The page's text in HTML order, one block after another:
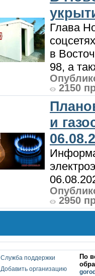
Глава
в
98, а
2150
и
2950
Служба поддержки
Добавить организацию
По